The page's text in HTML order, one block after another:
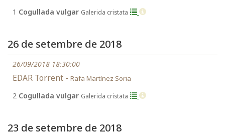
1 Cogullada vulgar Galerida cristata
26 de setembre de 2018
26/09/2018 18:30:00
EDAR Torrent - Rafa Martínez Soria
2 Cogullada vulgar Galerida cristata
23 de setembre de 2018